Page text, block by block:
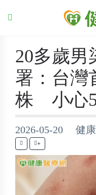
20多歲男
署：台灣
株 小心5
2026-05-20 健
+